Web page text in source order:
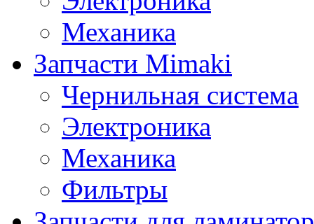
Механика
Запчасти Mimaki
Чернильная система
Электроника
Механика
Фильтры